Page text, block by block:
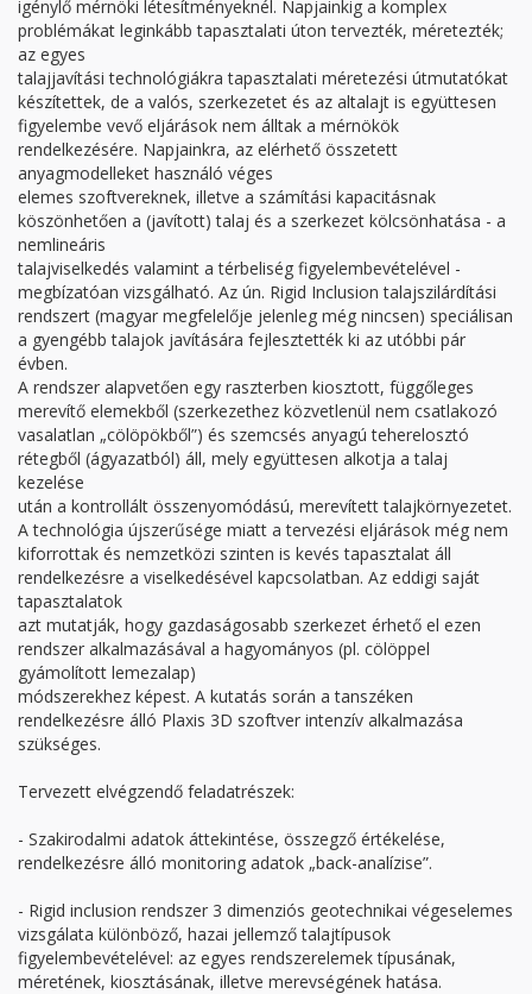
igénylő mérnöki létesítményeknél. Napjainkig a komplex
problémákat leginkább tapasztalati úton tervezték, méretezték;
az egyes
talajjavítási technológiákra tapasztalati méretezési útmutatókat
készítettek, de a valós, szerkezetet és az altalajt is együttesen
figyelembe vevő eljárások nem álltak a mérnökök
rendelkezésére. Napjainkra, az elérhető összetett
anyagmodelleket használó véges
elemes szoftvereknek, illetve a számítási kapacitásnak
köszönhetően a (javított) talaj és a szerkezet kölcsönhatása - a
nemlineáris
talajviselkedés valamint a térbeliség figyelembevételével -
megbízatóan vizsgálható. Az ún. Rigid Inclusion talajszilárdítási
rendszert (magyar megfelelője jelenleg még nincsen) speciálisan
a gyengébb talajok javítására fejlesztették ki az utóbbi pár
évben.
A rendszer alapvetően egy raszterben kiosztott, függőleges
merevítő elemekből (szerkezethez közvetlenül nem csatlakozó
vasalatlan „cölöpökből”) és szemcsés anyagú teherelosztó
rétegből (ágyazatból) áll, mely együttesen alkotja a talaj
kezelése
után a kontrollált összenyomódású, merevített talajkörnyezetet.
A technológia újszerűsége miatt a tervezési eljárások még nem
kiforrottak és nemzetközi szinten is kevés tapasztalat áll
rendelkezésre a viselkedésével kapcsolatban. Az eddigi saját
tapasztalatok
azt mutatják, hogy gazdaságosabb szerkezet érhető el ezen
rendszer alkalmazásával a hagyományos (pl. cölöppel
gyámolított lemezalap)
módszerekhez képest. A kutatás során a tanszéken
rendelkezésre álló Plaxis 3D szoftver intenzív alkalmazása
szükséges.
Tervezett elvégzendő feladatrészek:
- Szakirodalmi adatok áttekintése, összegző értékelése,
rendelkezésre álló monitoring adatok „back-analízise”.
- Rigid inclusion rendszer 3 dimenziós geotechnikai végeselemes
vizsgálata különböző, hazai jellemző talajtípusok
figyelembevételével: az egyes rendszerelemek típusának,
méretének, kiosztásának, illetve merevségének hatása.